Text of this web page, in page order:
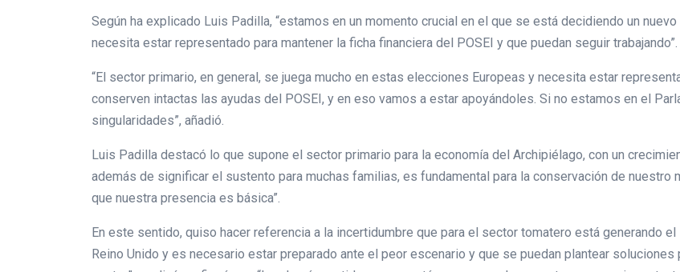
Según ha explicado Luis Padilla, “estamos en un momento crucial en el que se está decidiendo un
necesita estar representado para mantener la ficha financiera del POSEI y que puedan seguir trabajando”.
“El sector primario, en general, se juega mucho en estas elecciones Europeas y necesita estar
conserven intactas las ayudas del POSEI, y en eso vamos a estar apoyándoles. Si no estamos en el
singularidades”, añadió.
Luis Padilla destacó lo que supone el sector primario para la economía del Archipiélago, con un
además de significar el sustento para muchas familias, es fundamental para la conservación de
que nuestra presencia es básica”.
En este sentido, quiso hacer referencia a la incertidumbre que para el sector tomatero está generando
Reino Unido y es necesario estar preparado ante el peor escenario y que se puedan plantear